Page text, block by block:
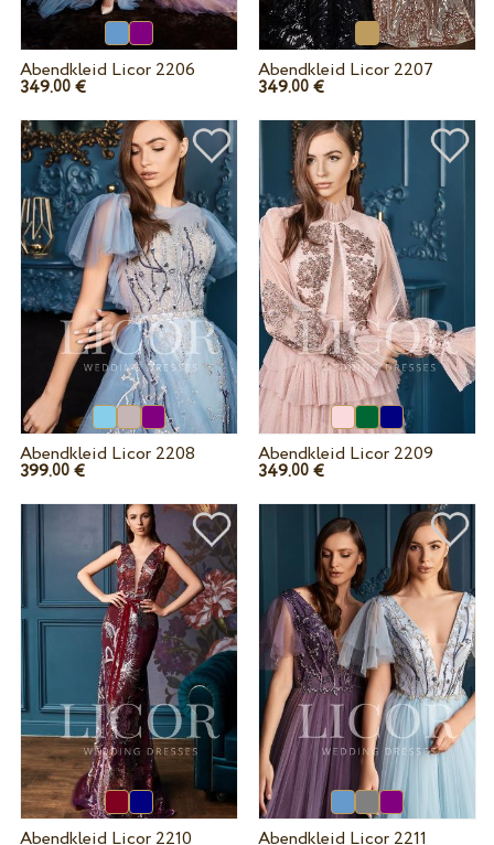
Abendkleid Licor 2206
349.00€
Abendkleid Licor 2207
349.00 €
Abendkleid Licor 2208
399.00€
Abendkleid Licor 2209
349.00 €
Abendkleid Licor 2210 Abendkleid Licor 2211